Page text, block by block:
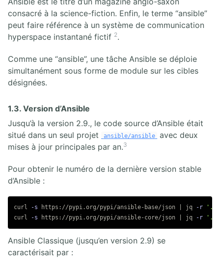
consacré à la science-fiction. Enfin, le terme “ansible”
peut faire référence à un système de communication
hyperspace instantané fictif 2.
Comme une “ansible”, une tâche Ansible se déploie
simultanément sous forme de module sur les cibles
désignées.
1.3. Version d’Ansible
Jusqu’à la version 2.9., le code source d’Ansible était
situé dans un seul projet
ansible/ansible
avec deux
mises à jour principales par an.3
Pour obtenir le numéro de la dernière version stable
d’Ansible :
curl -s https://pypi.org/pypi/ansible-base/json | jq -r
curl
-s https://pypi.org/pypi/ansible-core/json | jq -r
Ansible Classique (jusqu’en version 2.9) se
caractérisait par :